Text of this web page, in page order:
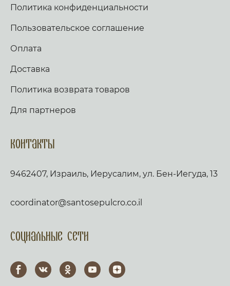
Политика конфиденциальности
Пользовательское соглашение
Оплата
Доставка
Политика возврата товаров
Для партнеров
Контакты
9462407, Израиль, Иерусалим, ул. Бен-Иегуда, 13
coordinator@santosepulcro.co.il
Социальные сети